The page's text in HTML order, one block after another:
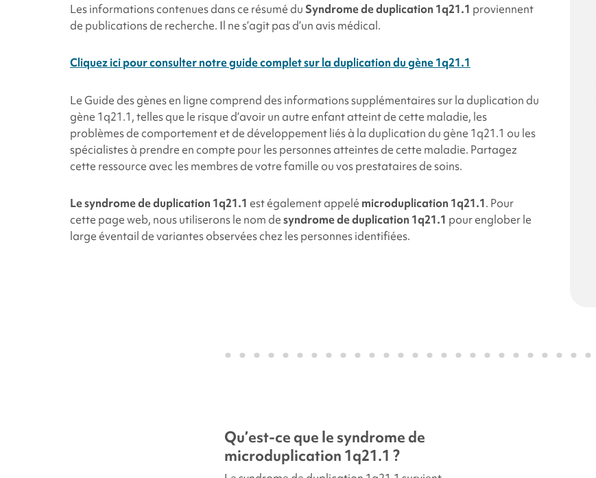
Les informations contenues dans ce résumé du Syndrome de duplication 1q21.1 proviennent
de publications de recherche. Il ne s’agit pas d’un avis médical.
Cliquez ici pour consulter notre guide complet sur la duplication du gène 1q21.1
Le Guide des gènes en ligne comprend des informations supplémentaires sur la duplication du
gène 1q21.1, telles que le risque d’avoir un autre enfant atteint de cette maladie, les
problèmes de comportement et de développement liés à la duplication du gène 1q21.1 ou les
spécialistes à prendre en compte pour les personnes atteintes de cette maladie. Partagez
cette ressource avec les membres de votre famille ou vos prestataires de soins.
Le syndrome de duplication 1q21.1 est également appelé microduplication 1q21.1. Pour
cette page web, nous utiliserons le nom desyndrome de duplication 1q21.1 pour englober le
large éventail de variantes observées chez les personnes identifiées.
Qu’est-ce que le syndrome de
microduplication 1q21.1 ?